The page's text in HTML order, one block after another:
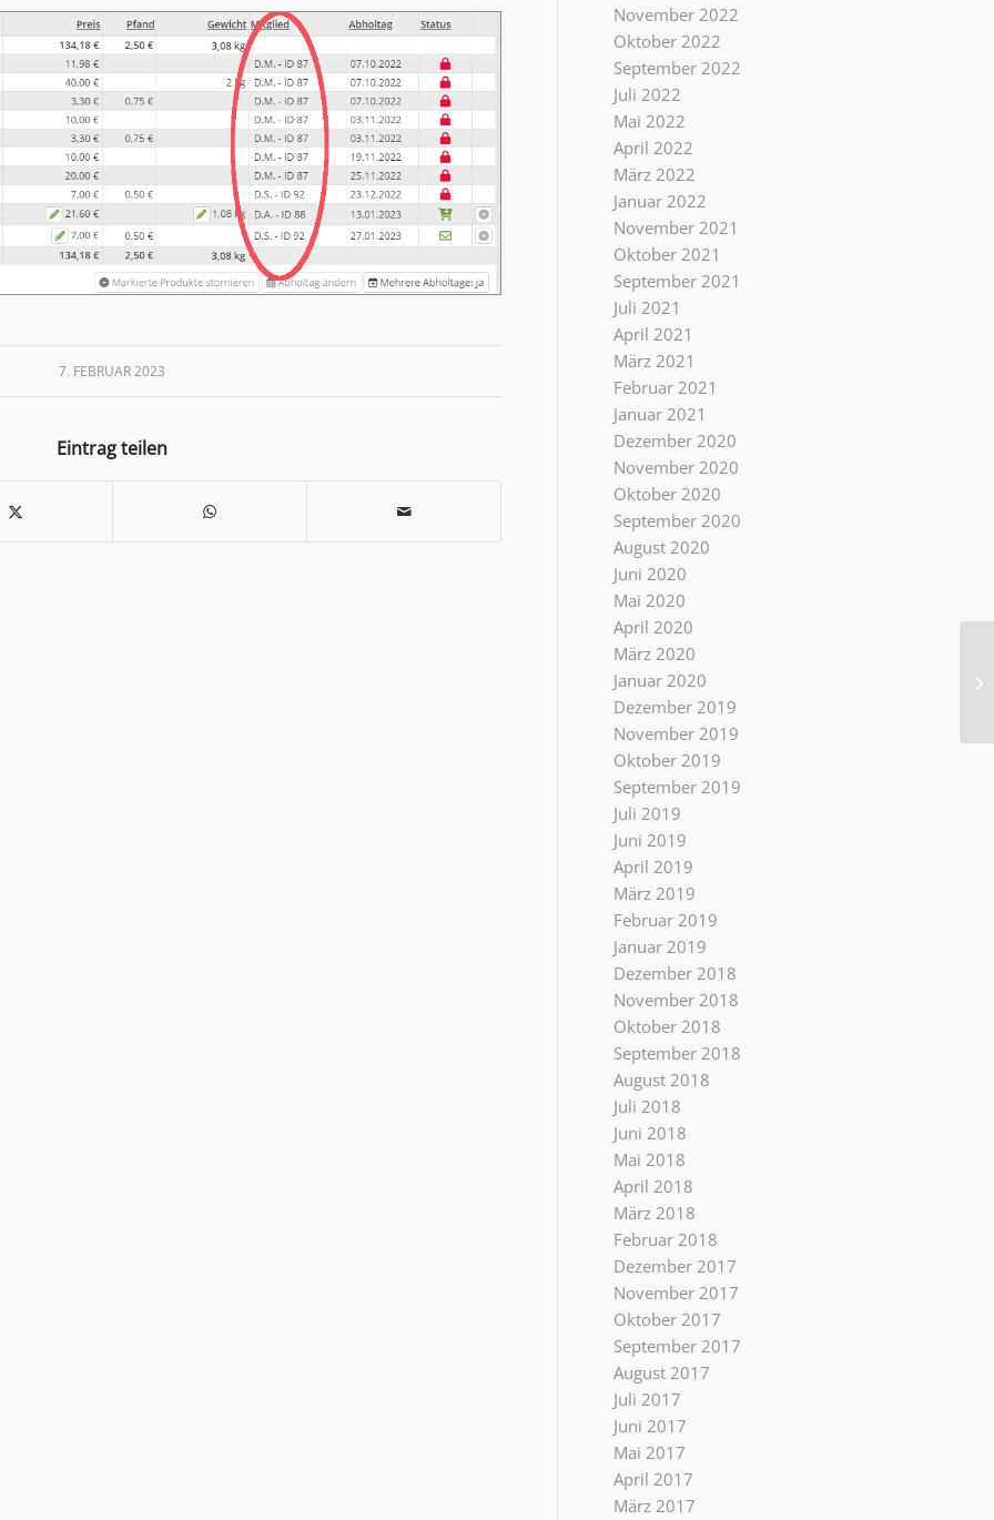
7. FEBRUAR 2023
Eintrag teilen
November 2022
Oktober 2022
September 2022
Juli 2022
Mai 2022
April 2022
März 2022
Januar 2022
November 2021
Oktober 2021
September 2021
Juli 2021
April 2021
März 2021
Februar 2021
Januar 2021
Dezember 2020
November 2020
Oktober 2020
September 2020
August 2020
Juni 2020
Mai 2020
April 2020
März 2020
Januar 2020
Dezember 2019
November 2019
Oktober 2019
September 2019
Juli 2019
Juni 2019
April 2019
März 2019
Februar 2019
Januar 2019
Dezember 2018
November 2018
Oktober 2018
September 2018
August 2018
Juli 2018
Juni 2018
Mai 2018
April 2018
März 2018
Februar 2018
Dezember 2017
November 2017
Oktober 2017
September 2017
August 2017
Juli 2017
Juni 2017
Mai 2017
April 2017
März 2017
2.